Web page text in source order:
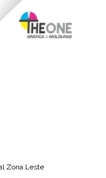
Zona Leste